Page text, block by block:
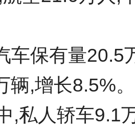
车保有量20.5
辆,增长8.5%
,私人轿车9.1